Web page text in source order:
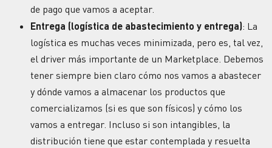
de pago que vamos a aceptar.
Entrega (logística de abastecimiento y entrega): La
logística es muchas veces minimizada, pero es, tal vez,
el driver más importante de un Marketplace. Debemos
tener siempre bien claro cómo nos vamos a abastecer
y dónde vamos a almacenar los productos que
comercializamos (si es que son físicos) y cómo los
vamos a entregar. Incluso si son intangibles, la
distribución tiene que estar contemplada y resuelta